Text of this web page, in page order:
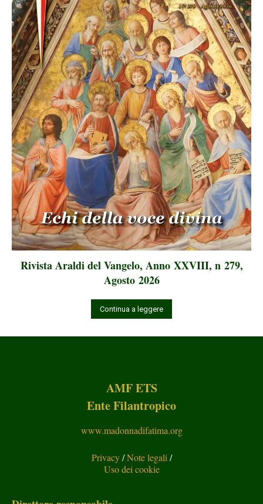
Rivista Araldi del Vangelo, Anno XXVIII, n 279,
Agosto 2026
Continua a leggere
AMF ETS
Ente Filantropico
www.madonnadifatima.org
Privacy/Note legali /
Uso dei cookie